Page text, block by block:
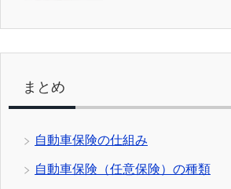
まとめ
自動車保険の仕組み
自動車保険（任意保険）の種類